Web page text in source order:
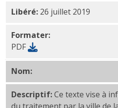
Libéré: 26 juillet 2019
Formater:
PDF
Nom:Mise à jour de l'avis
Descriptif:Ce texte vise à